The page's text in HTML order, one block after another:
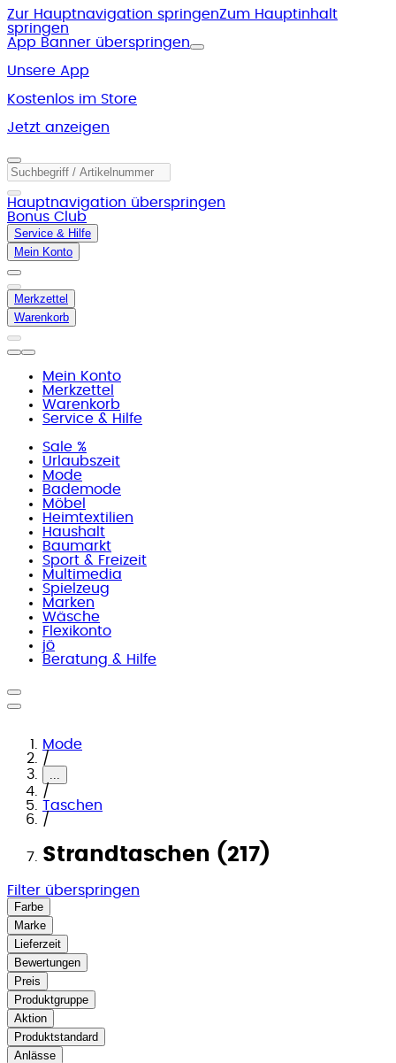
Zur Hauptnavigation springenZum Hauptinhalt
springen
App Banner überspringen
Unsere App
Kostenlos im Store
Jetzt anzeigen
Hauptnavigation überspringen
Bonus Club
Service & Hilfe
Mein Konto
Merkzettel
Warenkorb
Mein Konto
Merkzettel
Warenkorb
Service & Hilfe
Sale %
Urlaubszeit
Mode
Bademode
Möbel
Heimtextilien
Haushalt
Baumarkt
Sport & Freizeit
Multimedia
Spielzeug
Marken
Wäsche
Flexikonto
jö
Beratung & Hilfe
Mode
/
...
/
Taschen
/
Strandtaschen (217)
Filter überspringen
Farbe
Marke
Lieferzeit
Bewertungen
Preis
Produktgruppe
Aktion
Produktstandard
Anlässe